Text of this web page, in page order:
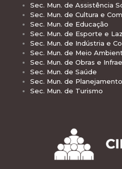
Sec. Mun. de Assistência
Sec. Mun. de Cultura e
Sec. Mun. de Educação
Sec. Mun. de Esporte e
Sec. Mun. de Indústria e
Sec. Mun. de Meio
Sec. Mun. de Obras e
Sec. Mun. de Saúde
Sec. Mun. de
Sec. Mun. de Turismo